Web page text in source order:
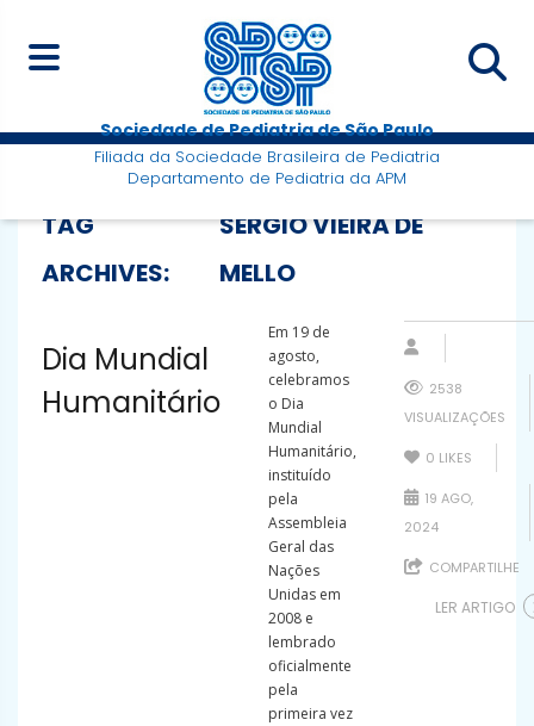
Sociedade de Pediatria de São Paulo
Filiada da Sociedade Brasileira de Pediatria
Departamento de Pediatria da APM
TAG
ARCHIVES:
SÉRGIO VIEIRA DE
MELLO
Dia Mundial
Humanitário
Em 19 de
agosto,
celebramos
o Dia
Mundial
Humanitário,
instituído
pela
Assembleia
Geral das
Nações
Unidas em
2008 e
lembrado
oficialmente
pela
primeira vez
2538
VISUALIZAÇÕES
0 LIKES
19 AGO,
2024
COMPARTILHE
LER ARTIGO